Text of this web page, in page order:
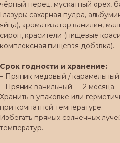
чёрный перец, мускатный орех,
Глазурь: сахарная пудра,
яйца), ароматизатор ванилин,
сироп, красители (пищевые
комплексная пищевая добавка).
Срок годности и хранение:
– Пряник медовый /
– Пряник ванильный — 2 месяца.
Хранить в упаковке или
при комнатной температуре.
Избегать прямых солнечных
температур.